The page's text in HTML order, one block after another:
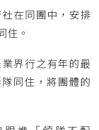
在同團中，安排
住。
界行之有年的最
同住，將團體的